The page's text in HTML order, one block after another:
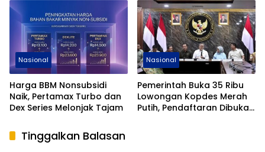
Nasional
Harga BBM Nonsubsidi
Naik, Pertamax Turbo dan
Dex Series Melonjak Tajam
Nasional
Pemerintah Buka 35 Ribu
Lowongan Kopdes Merah
Putih, Pendaftaran Dibuka
Tinggalkan Balasan